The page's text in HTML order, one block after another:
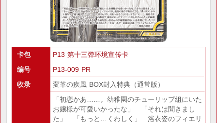
卡包
P13 第十三弹环境宣传卡
编号
P13-009 PR
收录
変革の疾風 BOX封入特典（通常版）
「初恋かあ……。幼稚園のチューリップ組にいた
お嬢様が可愛いかったな」 「それは聞きまし
た」 「もっと…くわしく」 浴衣姿のフィエリ